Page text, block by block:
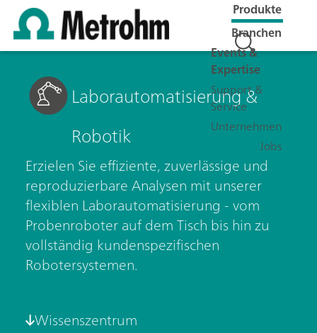
Produkte
Branchen
Events &
Expertise
Support &
Service
Unternehmen
Jobs
Laborautomatisierung &
Robotik
Erzielen Sie effiziente, zuverlässige und
reproduzierbare Analysen mit unserer
flexiblen Laborautomatisierung - vom
Probenroboter auf dem Tisch bis hin zu
vollständig kundenspezifischen
Robotersystemen.
Wissenszentrum